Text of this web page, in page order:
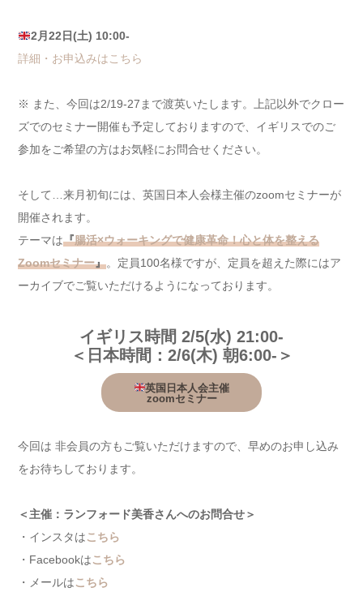
2月22日(土) 10:00-
詳細・お申込みはこちら
※ また、今回は2/19-27まで渡英いたします。上記以外でクロー
ズでのセミナー開催も予定しておりますので、イギリスでのご
参加をご希望の方はお気軽にお問合せください。
そして…来月初旬には、英国日本人会様主催のzoomセミナーが
開催されます。
テーマは『腸活×ウォーキングで健康革命！心と体を整える
Zoomセミナー』。定員100名様ですが、定員を超えた際にはア
ーカイブでご覧いただけるようになっております。
イギリス時間 2/5(水) 21:00-
＜日本時間：2/6(木) 朝6:00-＞
英国日本人会主催
zoomセミナー
今回は 非会員の方もご覧いただけますので、早めのお申し込み
をお待ちしております。
＜主催：ランフォード美香さんへのお問合せ＞
・インスタはこちら
・Facebookはこちら
・メールはこちら